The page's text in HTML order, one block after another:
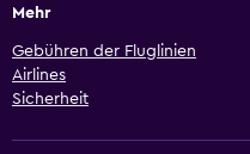
Mehr
Gebühren der Fluglinien
Airlines
Sicherheit